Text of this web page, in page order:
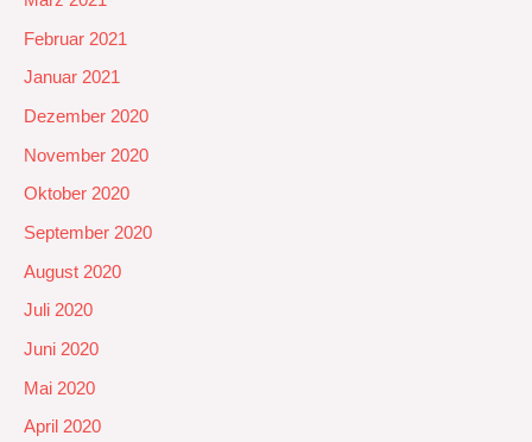
Februar 2021
Januar 2021
Dezember 2020
November 2020
Oktober 2020
September 2020
August 2020
Juli 2020
Juni 2020
Mai 2020
April 2020